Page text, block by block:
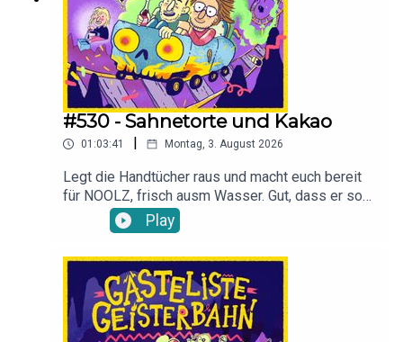
#530 - Sahnetorte und Kakao
01:03:41 Montag, 3. August 2026
Legt die Handtücher raus und macht euch bereit
für NOOLZ, frisch ausm Wasser. Gut, dass er so
poolmäßig ausgeglichen ist und Wiki-Herm
beruhigen kann, bevor beide in die 80er reisen.
Play